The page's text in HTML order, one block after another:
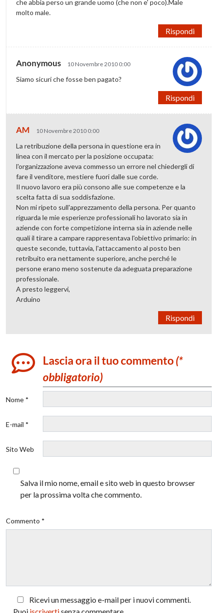
che abbia perso un grande uomo (che non e' poco).Male
molto male.
Rispondi
Anonymous 10 Novembre 2010 0:00
Siamo sicuri che fosse ben pagato?
Rispondi
AM 10 Novembre 2010 0:00
La retribuzione della persona in questione era in
linea con il mercato per la posizione occupata:
l'organizzazione aveva commesso un errore nel chiedergli di
fare il venditore, mestiere fuori dalle sue corde.
Il nuovo lavoro era più consono alle sue competenze e la
scelta fatta di sua soddisfazione.
Non mi ripeto sull'apprezzamento della persona. Per quanto
riguarda le mie esperienze professionali ho lavorato sia in
aziende con forte competizione interna sia in aziende nelle
quali il tirare a campare rappresentava l'obiettivo primario: in
queste seconde, tuttavia, l'attaccamento al posto ben
retribuito era nettamente superiore, anche perché le
persone erano meno sostenute da adeguata preparazione
professionale.
A presto leggervi,
Arduino
Rispondi
Lascia ora il tuo commento(*
obbligatorio)
Nome *
E-mail *
Sito Web
Salva il mio nome, email e sito web in questo browser
per la prossima volta che commento.
Commento *
Ricevi un messaggio e-mail per i nuovi commenti.
Puoi iscrivertisenza commentare.